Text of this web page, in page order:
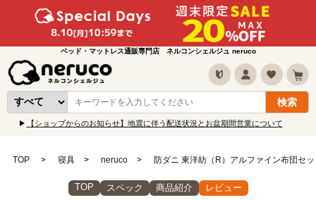
ベッド・マットレス通販専門店 ネルコンシェルジュ neruco
【ショップからのお知らせ】地震に伴う配送状況とお盆期間営業について
TOP 寝具 neruco 防ダニ 東洋紡（R）アルファイン布団セ
TOP スペック 商品紹介 レビュー